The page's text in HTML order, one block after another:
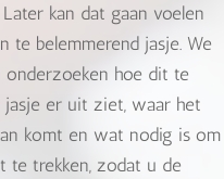
Later kan dat gaan voelen
te belemmerend jasje. We
onderzoeken hoe dit te
jasje er uit ziet, waar het
komt en wat nodig is om
te trekken, zodat u de